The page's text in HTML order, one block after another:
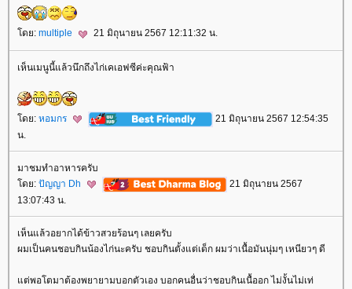
ดย: multiple 21 มิถุนายน 2567 12:11:32 น.
เห็นเมนูนี้แล้วนึกถึงไก่เคเอฟซีค่ะคุณฟ้า
ดย: หอมกร
21 มิถุนายน 2567 12:54:35
น.
มาชมทำอาหารครับ
ดย: ปัญญา Dh
21 มิถุนายน 2567
13:07:43 น.
เห็นแล้วอยากได้ข้าวสวยร้อนๆ เลยครับ
ผมเป็นคนชอบกินน้องไก่นะครับ ชอบกินตั้งแต่เด็ก ผมว่าเนื้อมันนุ่มๆ เหนียวๆ ดี
ต่พอโตมาต้องพยายามบอกตัวเอง บอกคนอื่นว่าชอบกินเนื้ออก ไม่งั้นไม่เท่